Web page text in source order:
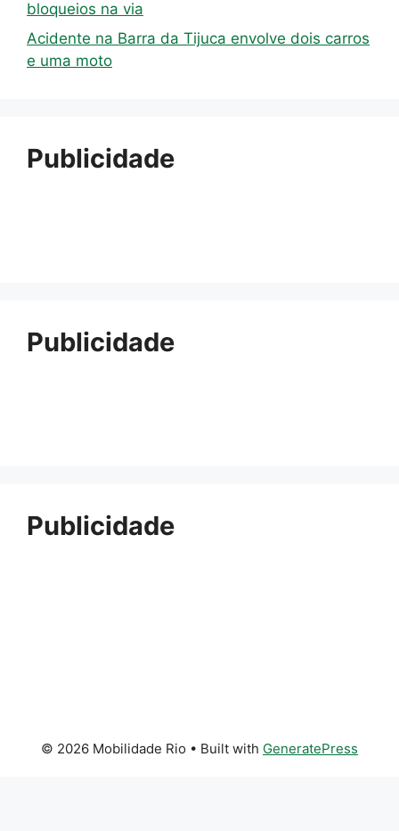
bloqueios na via
Acidente na Barra da Tijuca envolve dois carros
e uma moto
Publicidade
Publicidade
Publicidade
© 2026 Mobilidade Rio • Built with GeneratePress